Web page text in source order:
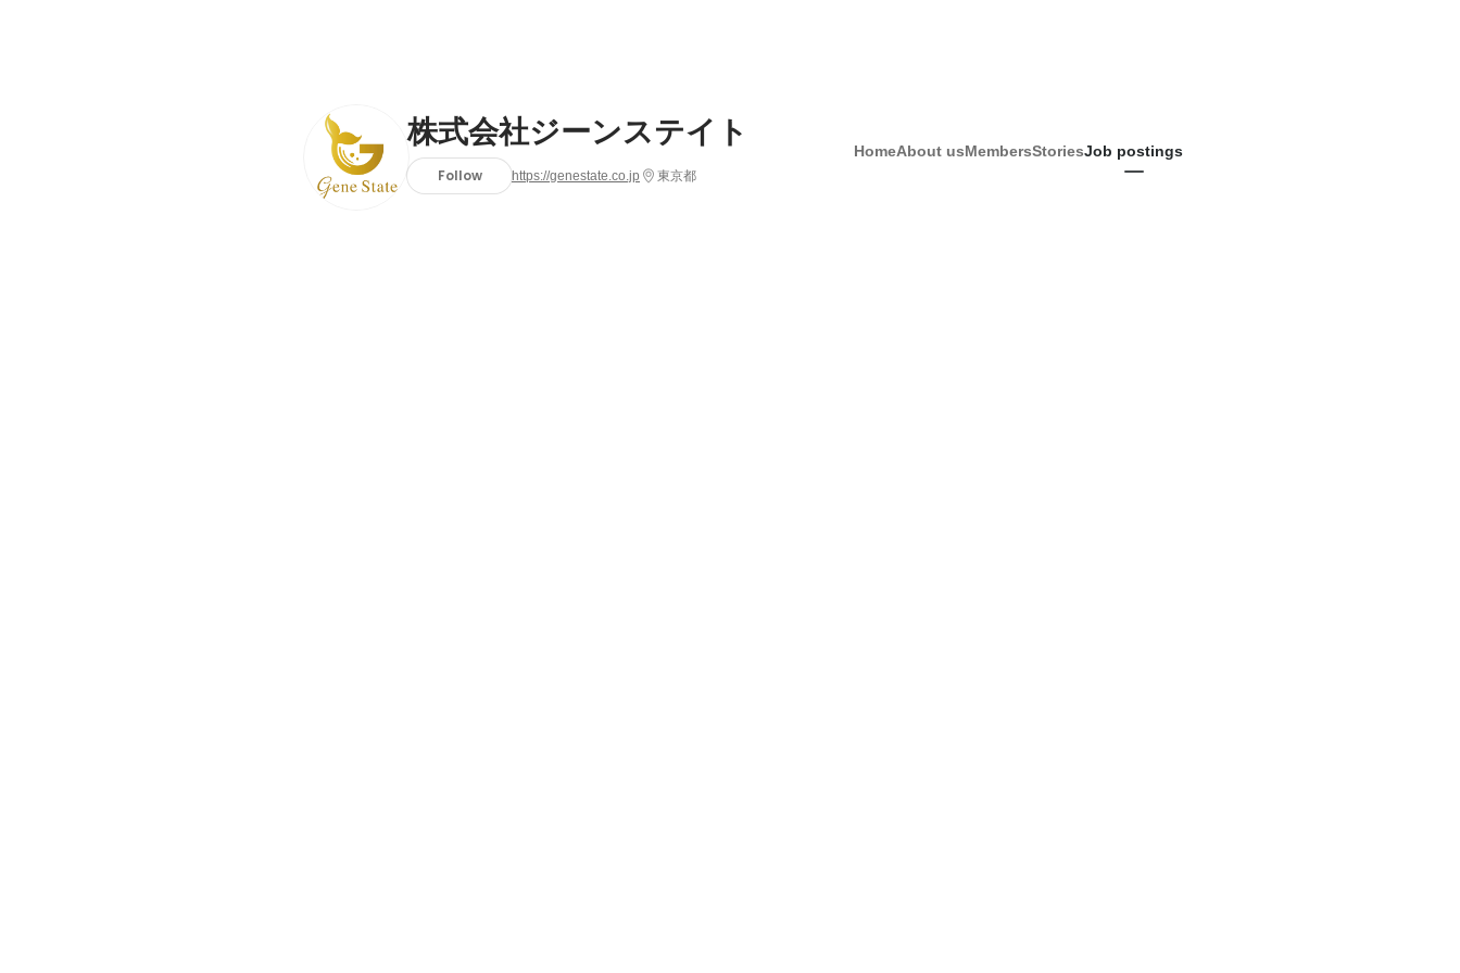
株式会社ジーンステイト
Follow https://genestate.co.jp 東京都
HomeAbout usMembersStoriesJob postings